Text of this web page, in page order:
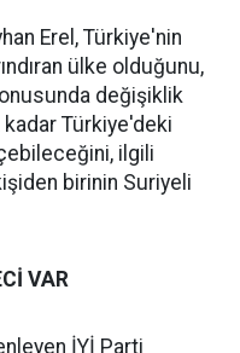
Erel, Türkiye'nin
ülke olduğunu,
değişiklik
kadar Türkiye'deki
ilgili
birinin Suriyeli
VAR
İYİ Parti